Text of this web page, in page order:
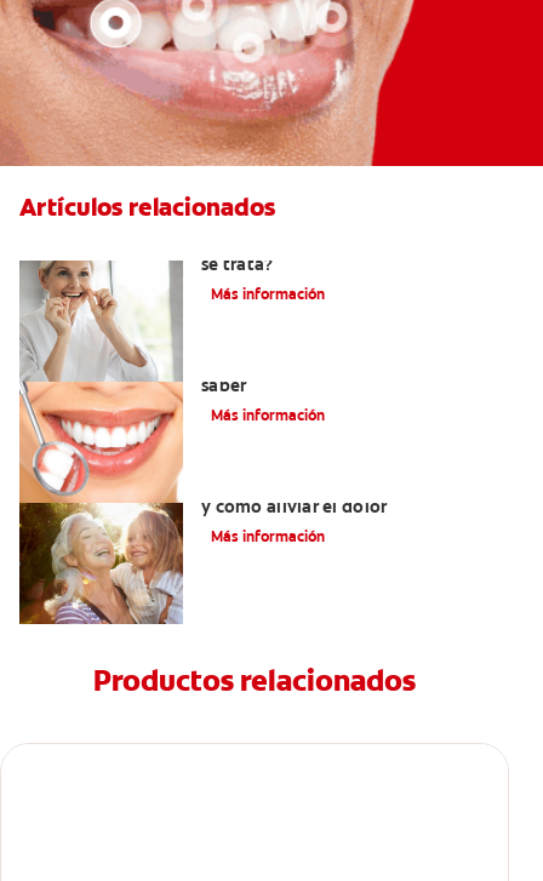
Artículos relacionados
se trata?
Más información
saber
Más información
y cómo aliviar el dolor
Más información
Productos relacionados